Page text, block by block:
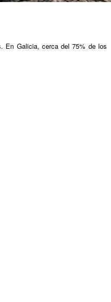
En Galicia, cerca del 75% de los